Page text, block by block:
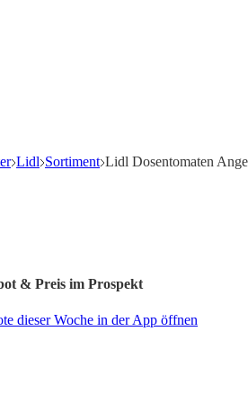
Lidl Sortiment Lidl Dosentomaten
& Preis im Prospekt
dieser Woche in der App öffnen